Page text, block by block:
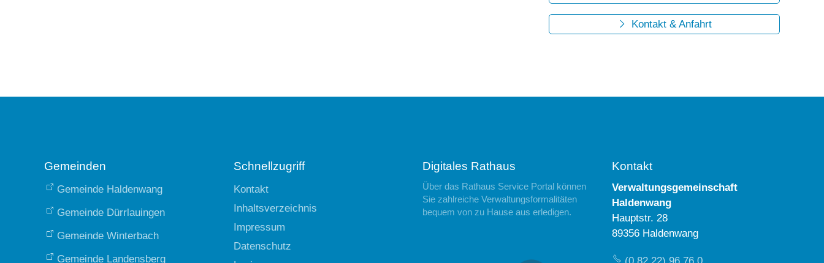
Kontakt & Anfahrt
Gemeinden
Gemeinde Haldenwang
Gemeinde Dürrlauingen
Gemeinde Winterbach
Gemeinde Landensberg
Schnellzugriff
Kontakt
Inhaltsverzeichnis
Impressum
Datenschutz
Digitales Rathaus
Über das Rathaus Service Portal können
Sie zahlreiche Verwaltungsformalitäten
bequem von zu Hause aus erledigen.
Kontakt
Verwaltungsgemeinschaft
Haldenwang
Hauptstr. 28
89356 Haldenwang
(0 82 22) 96 76 0